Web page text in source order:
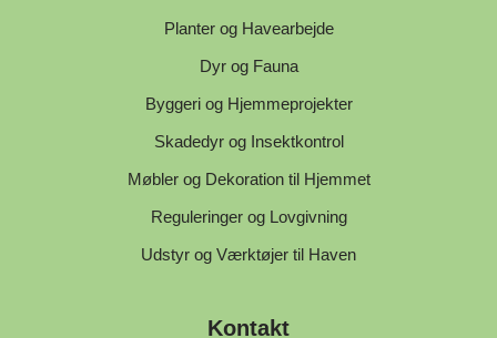
Planter og Havearbejde
Dyr og Fauna
Byggeri og Hjemmeprojekter
Skadedyr og Insektkontrol
Møbler og Dekoration til Hjemmet
Reguleringer og Lovgivning
Udstyr og Værktøjer til Haven
Kontakt